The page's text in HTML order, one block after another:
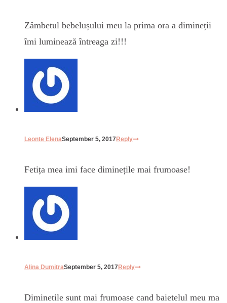
Zâmbetul bebelușului meu la prima ora a dimineții
îmi luminează întreaga zi!!!
Leonte ElenaSeptember 5, 2017Reply
Fetița mea imi face diminețile mai frumoase!
Alina DumitraSeptember 5, 2017Reply
Diminetile sunt mai frumoase cand baietelul meu ma